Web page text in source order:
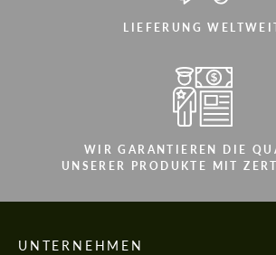
LIEFERUNG
WIR GARANTIEREN DIE
UNSERER PRODUKTE MIT
UNTERNEHMEN